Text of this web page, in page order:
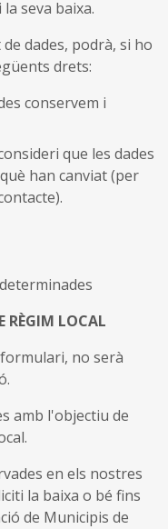
seva baixa.
dades, podrà, si ho
drets:
conservem i
que les dades
han canviat (per
RÈGIM LOCAL
formulari, no serà
amb l'objectiu de
en els nostres
la baixa o bé fins
de Municipis de